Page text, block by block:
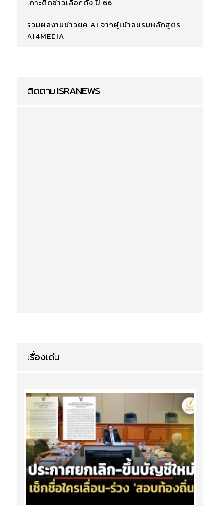
เกาะติดข่าวเลือกตั้ง ปี 66
รวมผลงานข่าวยุค AI จากผู้เข้าอบรมหลักสูตร
AI4MEDIA
ติดตาม ISRANEWS
เรื่องเด่น